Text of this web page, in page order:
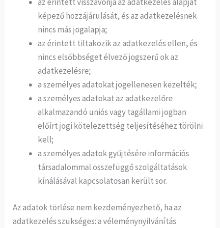
képező hozzájárulását, és az adatkezelésnek
nincs más jogalapja;
az érintett tiltakozik az adatkezelés ellen, és
nincs elsőbbséget élvező jogszerű ok az
adatkezelésre;
a személyes adatokat jogellenesen kezelték;
a személyes adatokat az adatkezelőre
alkalmazandó uniós vagy tagállami jogban
előírt jogi kötelezettség teljesítéséhez törölni
kell;
a személyes adatok gyűjtésére információs
társadalommal összefüggő szolgáltatások
kínálásával kapcsolatosan került sor.
Az adatok törlése nem kezdeményezhető, ha az
adatkezelés szükséges: a véleménynyilvánítás